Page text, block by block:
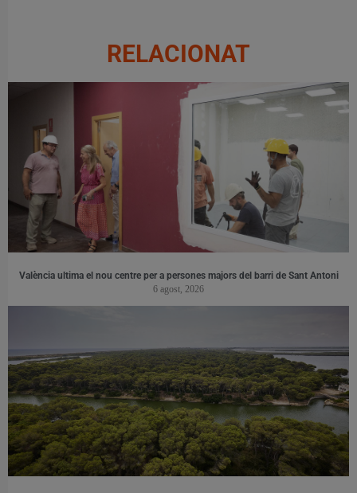
RELACIONAT
València ultima el nou centre per a persones majors del barri de Sant Antoni
6 agost, 2026